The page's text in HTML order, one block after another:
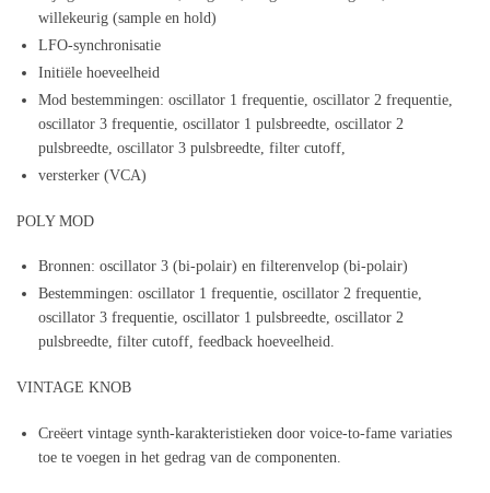
willekeurig (sample en hold)
LFO-synchronisatie
Initiële hoeveelheid
Mod bestemmingen: oscillator 1 frequentie, oscillator 2 frequentie,
oscillator 3 frequentie, oscillator 1 pulsbreedte, oscillator 2
pulsbreedte, oscillator 3 pulsbreedte, filter cutoff,
versterker (VCA)
POLY MOD
Bronnen: oscillator 3 (bi-polair) en filterenvelop (bi-polair)
Bestemmingen: oscillator 1 frequentie, oscillator 2 frequentie,
oscillator 3 frequentie, oscillator 1 pulsbreedte, oscillator 2
pulsbreedte, filter cutoff, feedback hoeveelheid.
VINTAGE KNOB
Creëert vintage synth-karakteristieken door voice-to-fame variaties
toe te voegen in het gedrag van de componenten.